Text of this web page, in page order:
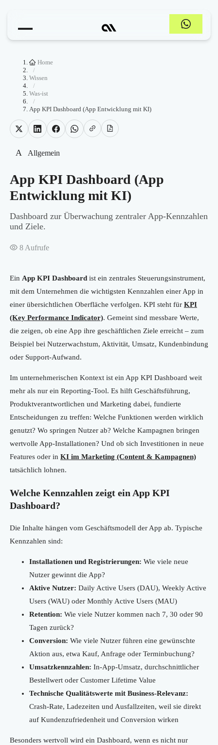
Home
/
Wissen
/
Was-ist
/
App KPI Dashboard (App Entwicklung mit KI)
A Allgemein
App KPI Dashboard (App
Entwicklung mit KI)
Dashboard zur Überwachung zentraler App-Kennzahlen
und Ziele.
8 Aufrufe
Ein App KPI Dashboard ist ein zentrales Steuerungsinstrument,
mit dem Unternehmen die wichtigsten Kennzahlen einer App in
einer übersichtlichen Oberfläche verfolgen. KPI steht für KPI
(Key Performance Indicator). Gemeint sind messbare Werte,
die zeigen, ob eine App ihre geschäftlichen Ziele erreicht – zum
Beispiel bei Nutzerwachstum, Aktivität, Umsatz, Kundenbindung
oder Support-Aufwand.
Im unternehmerischen Kontext ist ein App KPI Dashboard weit
mehr als nur ein Reporting-Tool. Es hilft Geschäftsführung,
Produktverantwortlichen und Marketing dabei, fundierte
Entscheidungen zu treffen: Welche Funktionen werden wirklich
genutzt? Wo springen Nutzer ab? Welche Kampagnen bringen
wertvolle App-Installationen? Und ob sich Investitionen in neue
Features oder in KI im Marketing (Content & Kampagnen)
tatsächlich lohnen.
Welche Kennzahlen zeigt ein App KPI
Dashboard?
Die Inhalte hängen vom Geschäftsmodell der App ab. Typische
Kennzahlen sind:
Installationen und Registrierungen: Wie viele neue
Nutzer gewinnt die App?
Aktive Nutzer: Daily Active Users (DAU), Weekly Active
Users (WAU) oder Monthly Active Users (MAU)
Retention: Wie viele Nutzer kommen nach 7, 30 oder 90
Tagen zurück?
Conversion: Wie viele Nutzer führen eine gewünschte
Aktion aus, etwa Kauf, Anfrage oder Terminbuchung?
Umsatzkennzahlen: In-App-Umsatz, durchschnittlicher
Bestellwert oder Customer Lifetime Value
Technische Qualitätswerte mit Business-Relevanz:
Crash-Rate, Ladezeiten und Ausfallzeiten, weil sie direkt
auf Kundenzufriedenheit und Conversion wirken
Besonders wertvoll wird ein Dashboard, wenn es nicht nur